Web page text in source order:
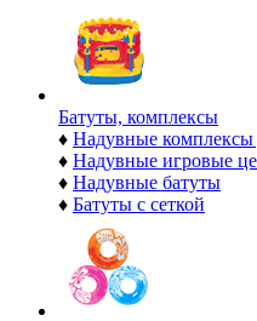
Батуты, комплексы
♦ Надувные комплексы
♦ Надувные игровые
♦ Надувные батуты
♦ Батуты с сеткой